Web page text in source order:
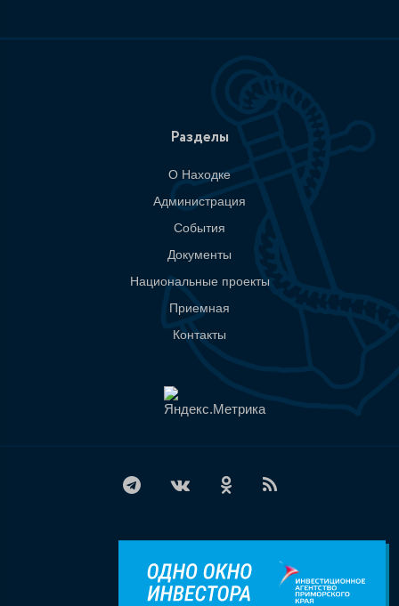
Разделы
О Находке
Администрация
События
Документы
Национальные проекты
Приемная
Контакты